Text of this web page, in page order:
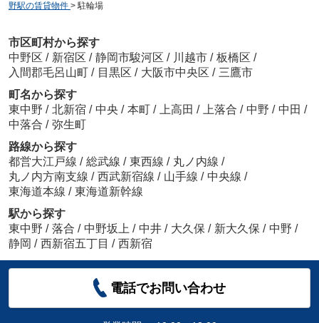
野駅の賃貸物件 > 駐輪場
市区町村から探す
中野区 / 新宿区 / 静岡市駿河区 / 川越市 / 板橋区 /
入間郡毛呂山町 / 目黒区 / 大阪市中央区 / 三鷹市
町名から探す
東中野 / 北新宿 / 中央 / 本町 / 上高田 / 上落合 / 中野 / 中田 /
中落合 / 弥生町
路線から探す
都営大江戸線 / 総武線 / 東西線 / 丸ノ内線 /
丸ノ内方南支線 / 西武新宿線 / 山手線 / 中央線 /
東海道本線 / 東海道新幹線
駅から探す
東中野 / 落合 / 中野坂上 / 中井 / 大久保 / 新大久保 / 中野 /
静岡 / 西新宿五丁目 / 西新宿
電話でお問い合わせ